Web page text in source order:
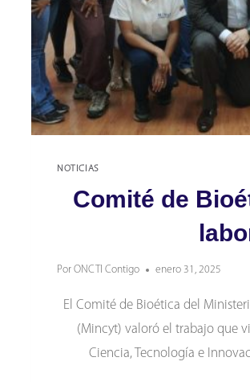
NOTICIAS
Comité de
Por ONCTI Contigo enero 31, 2025
El Comité de Bioética del
(Mincyt) valoró el trabajo que
Ciencia, Tecnología e